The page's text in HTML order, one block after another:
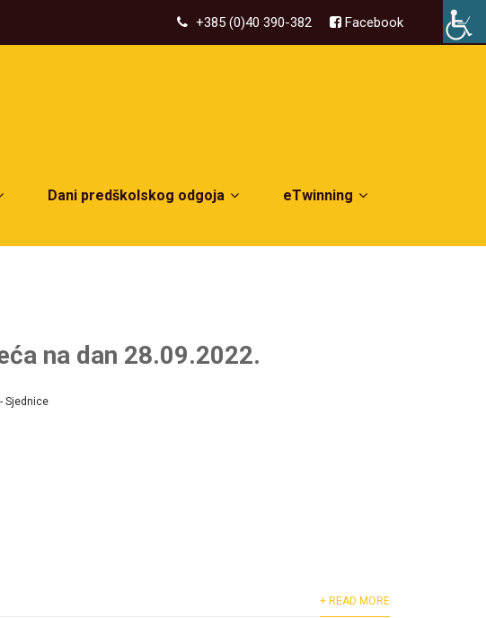
+385 (0)40 390-382 Facebook
Dani predškolskog odgoja eTwinning
na dan 28.09.2022.
Sjednice
+ READ MORE